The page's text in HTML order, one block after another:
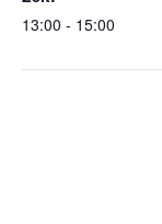
13:00 - 15:00